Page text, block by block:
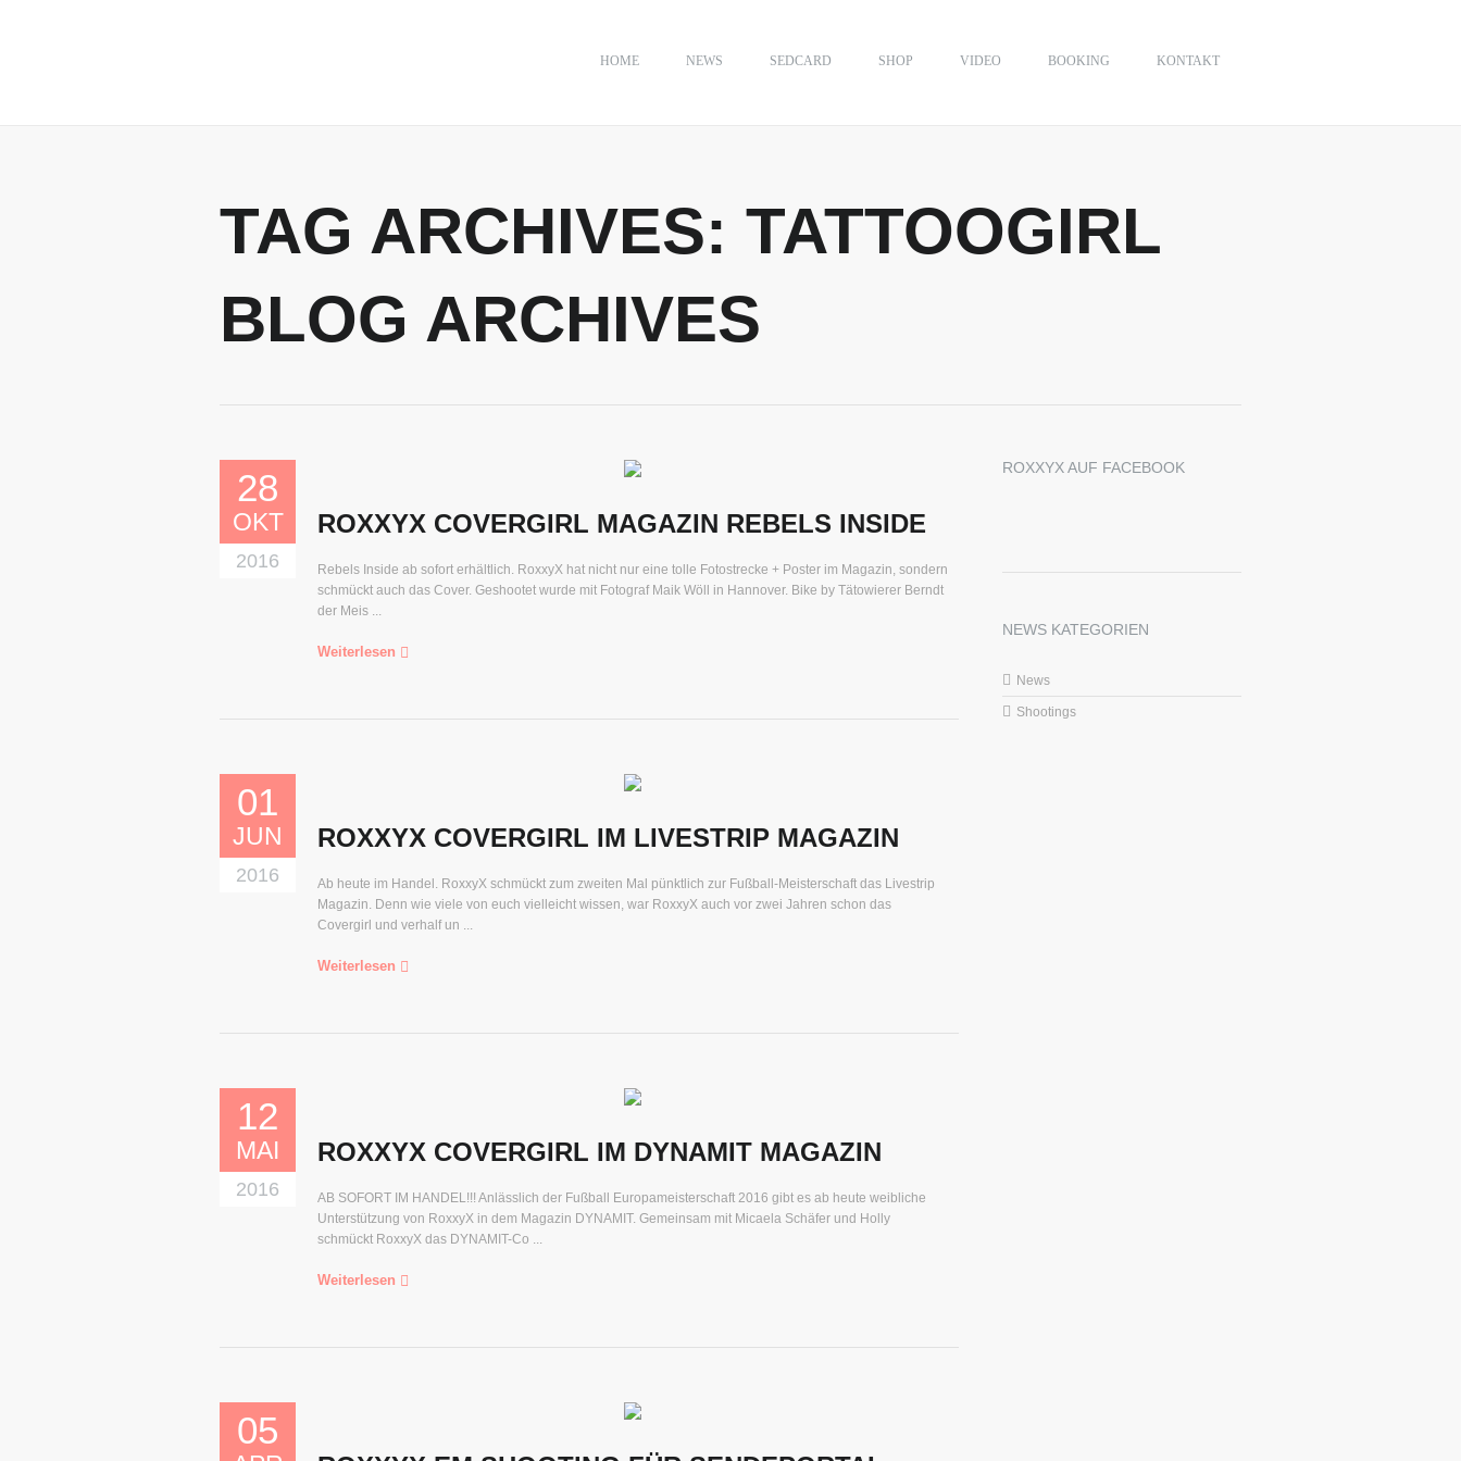
HOME NEWS SEDCARD SHOP VIDEO BOOKING KONTAKT
TAG ARCHIVES: TATTOOGIRL
BLOG ARCHIVES
28
OKT
2016
ROXXYX COVERGIRL MAGAZIN REBELS INSIDE
Rebels Inside ab sofort erhältlich. RoxxyX hat nicht nur eine tolle Fotostrecke + Poster im Magazin, sondern
schmückt auch das Cover. Geshootet wurde mit Fotograf Maik Wöll in Hannover. Bike by Tätowierer Berndt
der Meis ...
Weiterlesen
01
JUN
2016
ROXXYX COVERGIRL IM LIVESTRIP MAGAZIN
Ab heute im Handel. RoxxyX schmückt zum zweiten Mal pünktlich zur Fußball-Meisterschaft das Livestrip
Magazin. Denn wie viele von euch vielleicht wissen, war RoxxyX auch vor zwei Jahren schon das
Covergirl und verhalf un ...
Weiterlesen
12
MAI
2016
ROXXYX COVERGIRL IM DYNAMIT MAGAZIN
AB SOFORT IM HANDEL!!! Anlässlich der Fußball Europameisterschaft 2016 gibt es ab heute weibliche
Unterstützung von RoxxyX in dem Magazin DYNAMIT. Gemeinsam mit Micaela Schäfer und Holly
schmückt RoxxyX das DYNAMIT-Co ...
Weiterlesen
05
ROXXYX AUF FACEBOOK
NEWS KATEGORIEN
News
Shootings